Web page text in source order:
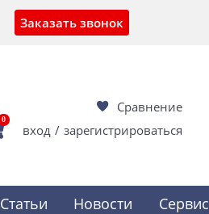
Заказать звонок
Сравнение
0
вход / зарегистрироваться
Статьи Новости Сервис